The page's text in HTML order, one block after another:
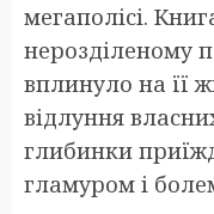
мегаполісі.
нерозділеному
вплинуло на її
відлуння
глибинки
гламуром і